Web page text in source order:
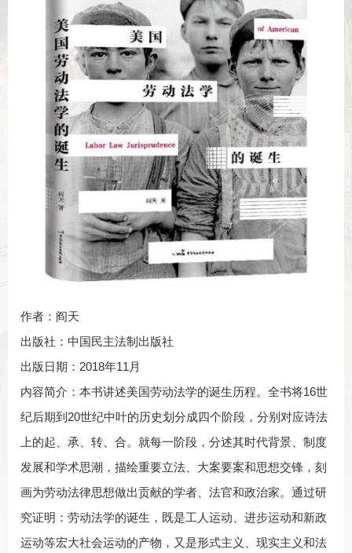
作者：阎天
出版社：中国民主法制出版社
出版日期：2018年11月
内容简介：本书讲述美国劳动法学的诞生历程。全书将16世
纪后期到20世纪中叶的历史划分成四个阶段，分别对应诗法
上的起、承、转、合。就每一阶段，分述其时代背景、制度
发展和学术思潮，描绘重要立法、大案要案和思想交锋，刻
画为劳动法律思想做出贡献的学者、法官和政治家。通过研
究证明：劳动法学的诞生，既是工人运动、进步运动和新政
运动等宏大社会运动的产物，又是形式主义、现实主义和法